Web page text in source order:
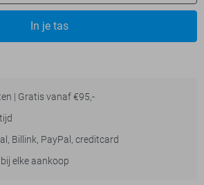
In je tas
| Gratis vanaf €95,-
Billink, PayPal, creditcard
elke aankoop